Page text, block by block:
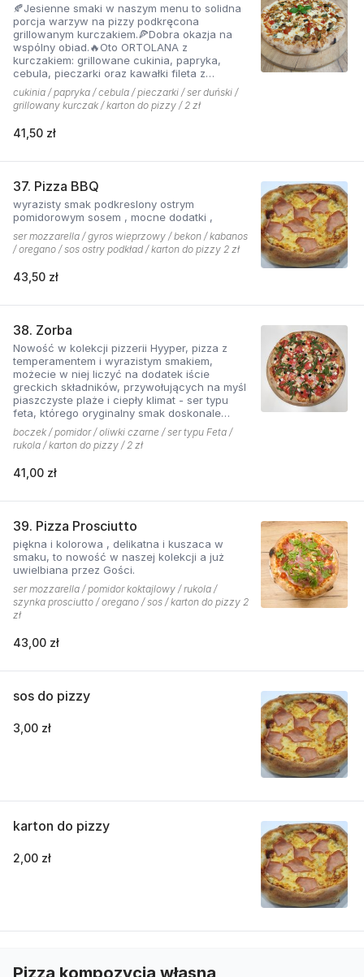
🍂Jesienne smaki w naszym menu to solidna
porcja warzyw na pizzy podkręcona
grillowanym kurczakiem.🍕Dobra okazja na
wspólny obiad.🔥Oto ORTOLANA z
kurczakiem: grillowane cukinia, papryka,
cebula, pieczarki oraz kawałki fileta z
dodatkiem sera z niebieską pleśnią.
cukinia / papryka / cebula / pieczarki / ser duński /
grillowany kurczak / karton do pizzy / 2 zł
41,50 zł
37. Pizza BBQ
wyrazisty smak podkreslony ostrym
pomidorowym sosem , mocne dodatki ,
ser mozzarella / gyros wieprzowy / bekon / kabanos
/ oregano / sos ostry podkład / karton do pizzy 2 zł
43,50 zł
38. Zorba
Nowość w kolekcji pizzerii Hyyper, pizza z
temperamentem i wyrazistym smakiem,
możecie w niej liczyć na dodatek iście
greckich składników, przywołujących na myśl
piaszczyste plaże i ciepły klimat - ser typu
feta, którego oryginalny smak doskonale
współgra z przypieczoną czerwoną cebulką,
a także oliwki czarne, które nadają pizzy
wyjątkowo greckiego charakteru, wszystko to
grillowanego boczku. Jest to pizza dla
boją się poznawać nowych połączeń.
boczek / pomidor / oliwki czarne / ser typu Feta /
rukola / karton do pizzy / 2 zł
41,00 zł
39. Pizza Prosciutto
piękna i kolorowa , delikatna i kuszaca w
smaku, to nowość w naszej kolekcji a już
uwielbiana przez Gości.
ser mozzarella / pomidor koktajlowy / rukola /
szynka prosciutto / oregano / sos / karton do pizzy 2
zł
43,00 zł
sos do pizzy
3,00 zł
karton do pizzy
2,00 zł
Pizza kompozycja własna